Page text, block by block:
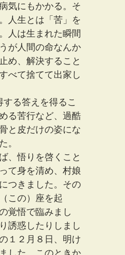
気にもかかる。そ
人生とは「苦」を
人は生まれた瞬間
が人間の命なんか
め、解決すること
べて捨てて出家し
る答えを得るこ
る苦行など、過酷
と皮だけの姿にな
。
、悟りを啓くこと
て身を清め、村娘
つきました。その
この）座を起
覚悟で臨みまし
誘惑したりしまし
１２月８日、明け